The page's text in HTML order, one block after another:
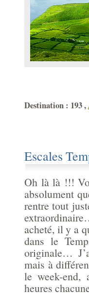
Destination : 193 ,
Escales
Oh là là !!!
absolument
rentre tout
acheté, il y a
dans le
originale…
mais à
le week-end,
heures